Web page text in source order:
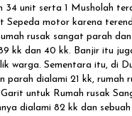
34 unit serta 1 Musholah
Sepeda motor karena
rusak sangat parah
kk dan 40 kk. Banjir itu
warga. Sementara itu, di
parah dialami 21 kk, rumah
untuk Rumah rusak
dialami 82 kk dan